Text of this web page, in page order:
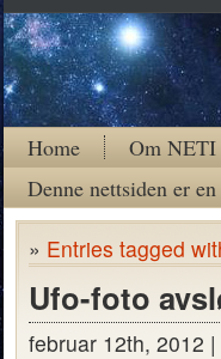
Home Om NETI
Denne nettsiden er
» Entries tagged
Ufo-foto
februar 12th, 2012 |